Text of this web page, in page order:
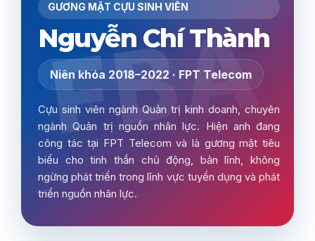
FBA
GƯƠNG MẶT CỰU SINH VIÊN
Nguyễn Chí Thành
Niên khóa 2018–2022 · FPT Telecom
Cựu sinh viên ngành Quản trị kinh doanh, chuyên
ngành Quản trị nguồn nhân lực. Hiện anh đang
công tác tại FPT Telecom và là gương mặt tiêu
biểu cho tinh thần chủ động, bản lĩnh, không
ngừng phát triển trong lĩnh vực tuyển dụng và phát
triển nguồn nhân lực.